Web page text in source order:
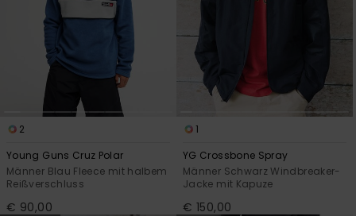
2
Young Guns Cruz Polar
Männer Blau Fleece mit halbem
Reißverschluss
€ 90,00
1
YG Crossbone Spray
Männer Schwarz Windbreaker-
Jacke mit Kapuze
€ 150,00